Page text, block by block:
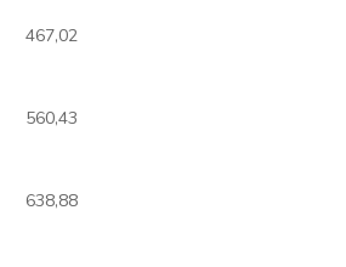
467,02
560,43
638,88